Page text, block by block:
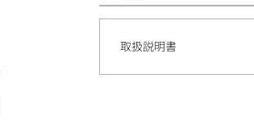
取扱説明書